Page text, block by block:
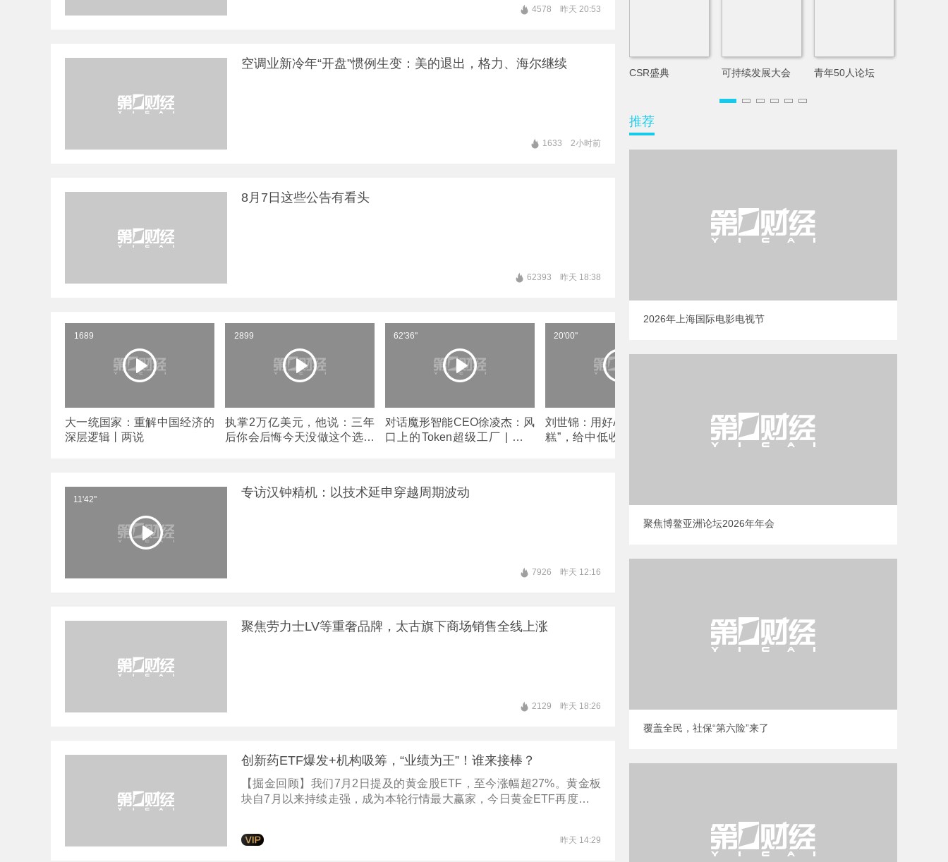
4578 昨天 20:53
空调业新冷年“开盘”惯例生变：美的退出，格力、海尔继续
1633 2小时前
8月7日这些公告有看头
62393 昨天 18:38
1689
大一统国家：重解中国经济的
深层逻辑丨两说
2899
执掌2万亿美元，他说：三年
后你会后悔今天没做这个选择
62'36''
对话魔形智能CEO徐凌杰：风
口上的Token超级工厂 | 未知
20'00''
刘世锦：用好AI和低碳“做大蛋
糕”，给中低收入群体增收“分
400万人，管着1.8万亿，他们
飞来上海，只说了一件事丨两
11'42'' 专访汉钟精机：以技术延申穿越周期波动
7926 昨天 12:16
聚焦劳力士LV等重奢品牌，太古旗下商场销售全线上涨
2129 昨天 18:26
创新药ETF爆发+机构吸筹，“业绩为王”！谁来接棒？
【掘金回顾】我们7月2日提及的黄金股ETF，至今涨幅超27%。黄金板
块自7月以来持续走强，成为本轮行情最大赢家，今日黄金ETF再度集体
剧，但在国产替代加速推进背景下，仍保持较高弹性。 【今日速览】今
昨天 14:29
青年50人论坛 资本年会 生物医药产业周 CSR盛典 可持续发展大会 青年50人论坛
推荐
2026年上海国际电影电视节
聚焦博鳌亚洲论坛2026年年会
覆盖全民，社保“第六险”来了